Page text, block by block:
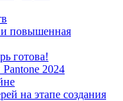
и повышенная
готова!
2024
на этапе создания